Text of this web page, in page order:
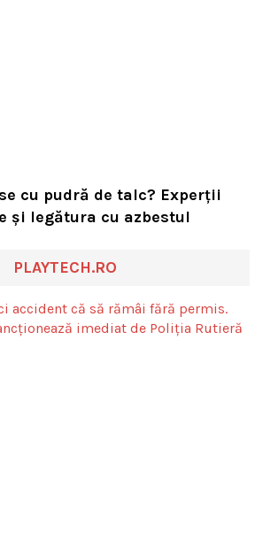
cu pudră de talc? Experții
și legătura cu azbestul
PLAYTECH.RO